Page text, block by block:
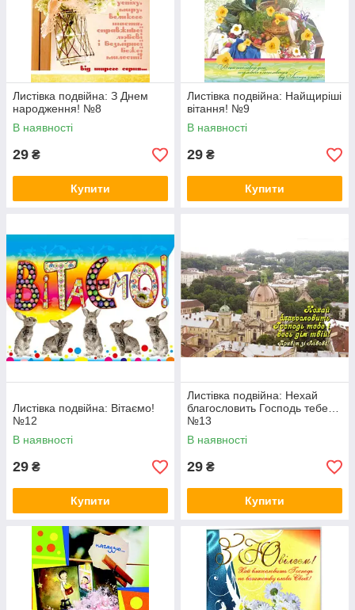
Листівка подвійна: З Днем
народження! №8
В наявності
29 ₴
Купити
Листівка подвійна: Найщиріші
вітання! №9
В наявності
29 ₴
Купити
Листівка подвійна: Вітаємо!
№12
В наявності
29 ₴
Купити
Листівка подвійна: Нехай
благословить Господь тебе…
№13
В наявності
29 ₴
Купити